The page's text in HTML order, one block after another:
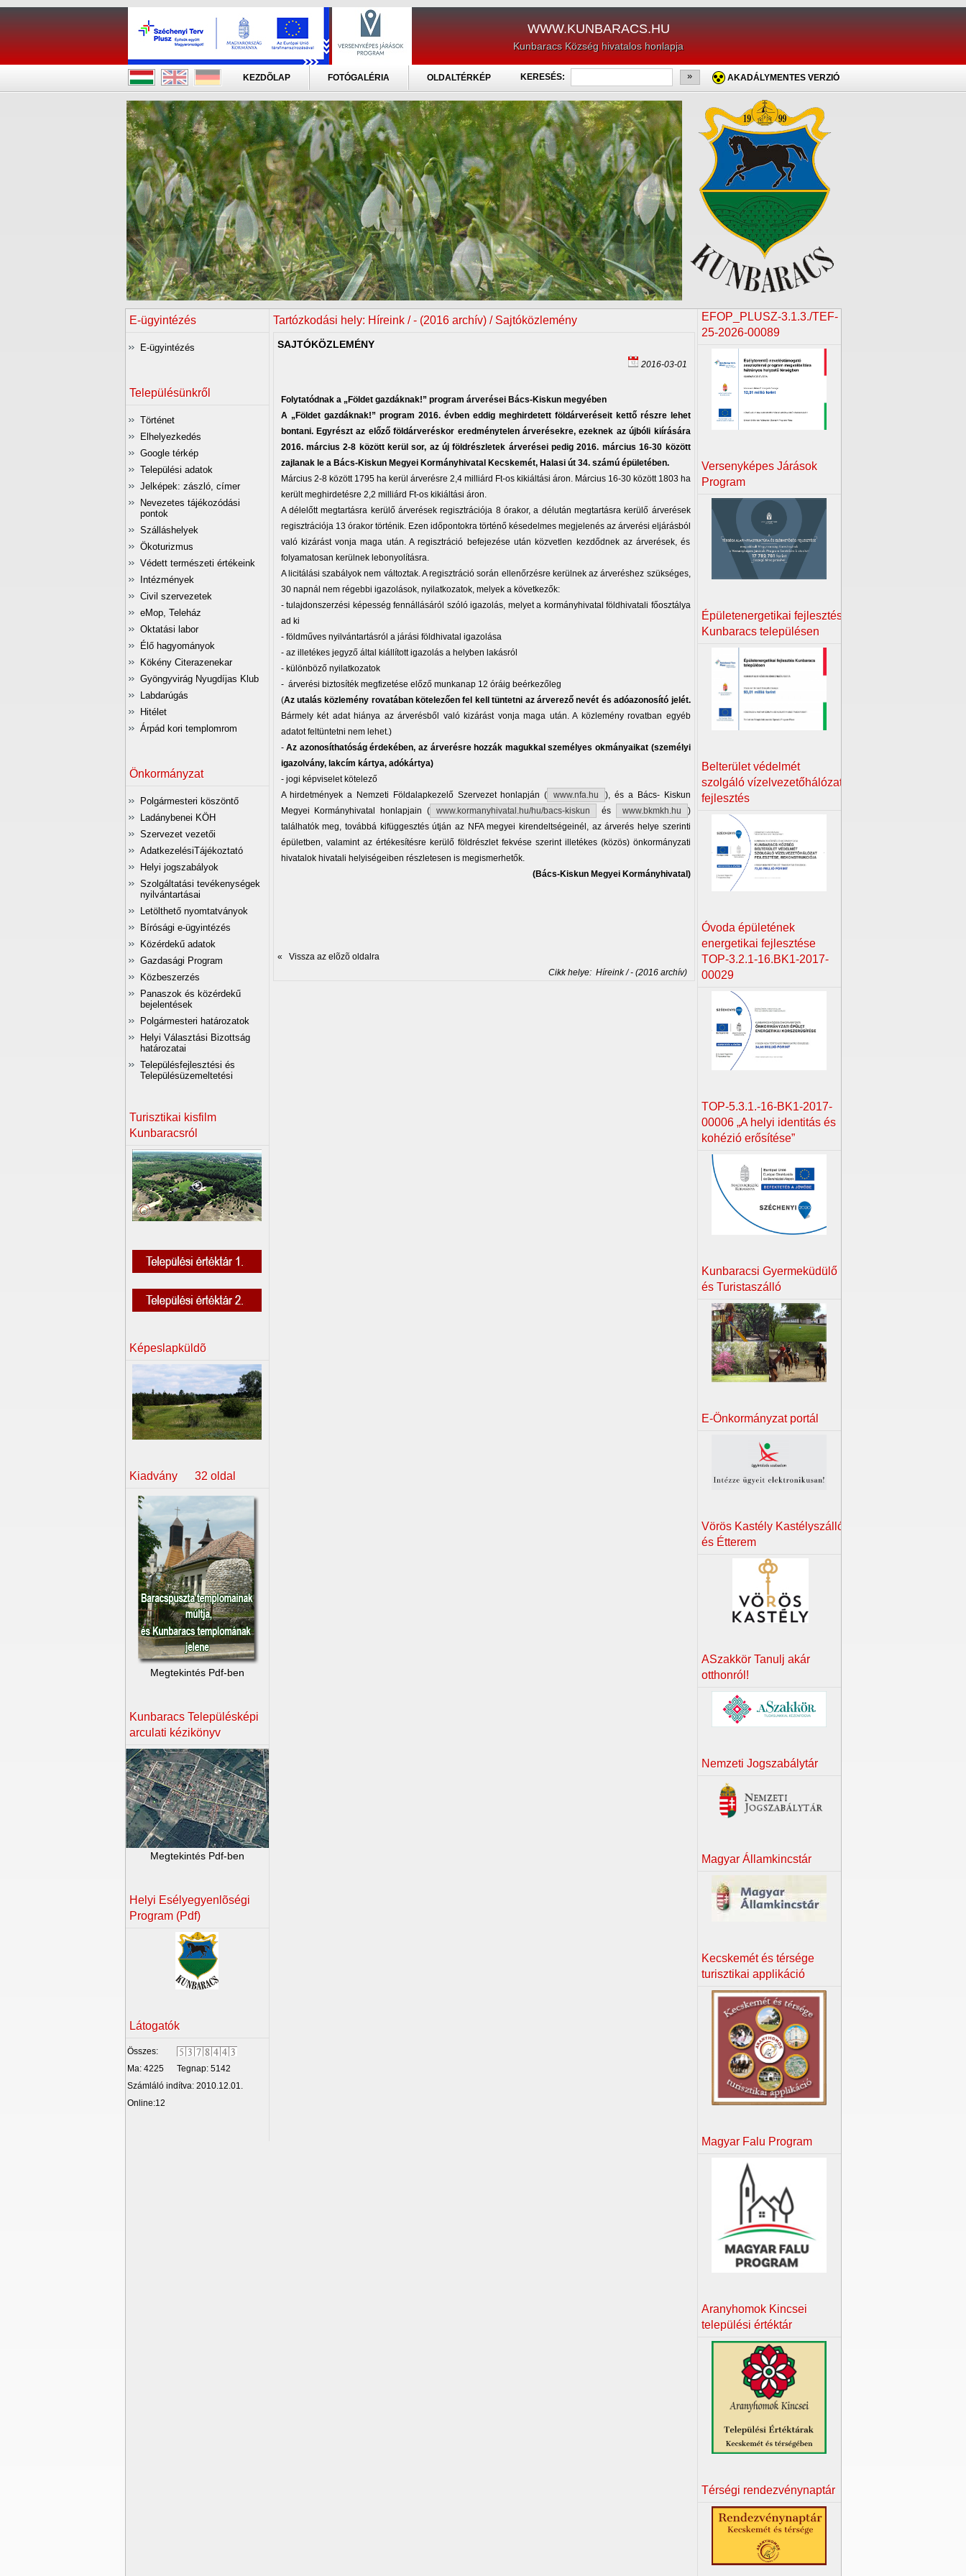
WWW.KUNBARACS.HU
Kunbaracs Község hivatalos honlapja
KEZDÕLAP FOTÓGALÉRIA OLDALTÉRKÉP KERESÉS: » AKADÁLYMENTES VERZIÓ
E-ügyintézés
E-ügyintézés
Településünkről
Történet
Elhelyezkedés
Google térkép
Települési adatok
Jelképek: zászló, címer
Nevezetes tájékozódási
pontok
Szálláshelyek
Ökoturizmus
Védett természeti értékeink
Intézmények
Civil szervezetek
eMop, Teleház
Oktatási labor
Élő hagyományok
Kökény Citerazenekar
Gyöngyvirág Nyugdíjas Klub
Labdarúgás
Hitélet
Árpád kori templomrom
Önkormányzat
Polgármesteri köszöntő
Ladánybenei KÖH
Szervezet vezetői
AdatkezelésiTájékoztató
Helyi jogszabályok
Szolgáltatási tevékenységek
nyilvántartásai
Letölthető nyomtatványok
Bírósági e-ügyintézés
Közérdekű adatok
Gazdasági Program
Közbeszerzés
Panaszok és közérdekű
bejelentések
Polgármesteri határozatok
Helyi Választási Bizottság
határozatai
Településfejlesztési és
Településüzemeltetési
Turisztikai kisfilm
Kunbaracsról
Képeslapküldõ
Kiadvány 32 oldal
Megtekintés Pdf-ben
Kunbaracs Településképi
arculati kézikönyv
Megtekintés Pdf-ben
Helyi Esélyegyenlõségi
Program (Pdf)
Látogatók
Összes:
Ma: 4225
Tegnap: 5142
Számláló indítva: 2010.12.01.
Online:12
Tartózkodási hely: Híreink / - (2016 archív) / Sajtóközlemény
SAJTÓKÖZLEMÉNY
2016-03-01
Folytatódnak a „Földet gazdáknak!” program árverései Bács-Kiskun megyében
A „Földet gazdáknak!” program 2016. évben eddig meghirdetett földárveréseit kettő részre lehet
bontani. Egyrészt az előző földárveréskor eredménytelen árverésekre, ezeknek az újbóli kiírására
2016. március 2-8 között kerül sor, az új földrészletek árverései pedig 2016. március 16-30 között
zajlanak le a Bács-Kiskun Megyei Kormányhivatal Kecskemét, Halasi út 34. számú épületében.
Március 2-8 között 1795 ha kerül árverésre 2,4 milliárd Ft-os kikiáltási áron. Március 16-30 között 1803 ha
került meghirdetésre 2,2 milliárd Ft-os kikiáltási áron.
A délelőtt megtartásra kerülő árverések regisztrációja 8 órakor, a délután megtartásra kerülő árverések
regisztrációja 13 órakor történik. Ezen időpontokra történő késedelmes megjelenés az árverési eljárásból
való kizárást vonja maga után. A regisztráció befejezése után közvetlen kezdődnek az árverések, és
folyamatosan kerülnek lebonyolításra.
A licitálási szabályok nem változtak. A regisztráció során ellenőrzésre kerülnek az árveréshez szükséges,
30 napnál nem régebbi igazolások, nyilatkozatok, melyek a következők:
- tulajdonszerzési képesség fennállásáról szóló igazolás, melyet a kormányhivatal földhivatali főosztálya
ad ki
- földműves nyilvántartásról a járási földhivatal igazolása
- az illetékes jegyző által kiállított igazolás a helyben lakásról
- különböző nyilatkozatok
- árverési biztosíték megfizetése előző munkanap 12 óráig beérkezőleg
(Az utalás közlemény rovatában kötelezően fel kell tüntetni az árverező nevét és adóazonosító jelét.
Bármely két adat hiánya az árverésből való kizárást vonja maga után. A közlemény rovatban egyéb
adatot feltüntetni nem lehet.)
-Az azonosíthatóság érdekében, az árverésre hozzák magukkal személyes okmányaikat (személyi
igazolvány, lakcím kártya, adókártya)
- jogi képviselet kötelező
A hirdetmények a Nemzeti Földalapkezelő Szervezet honlapján (
www.nfa.hu
), és a Bács- Kiskun
Megyei Kormányhivatal honlapjain (
www.kormanyhivatal.hu/hu/bacs-kiskun és www.bkmkh.hu
)
találhatók meg, továbbá kifüggesztés útján az NFA megyei kirendeltségeinél, az árverés helye szerinti
épületben, valamint az értékesítésre kerülő földrészlet fekvése szerint illetékes (közös) önkormányzati
hivatalok hivatali helyiségeiben részletesen is megismerhetők.
(Bács-Kiskun Megyei Kormányhivatal)
« Vissza az elõzõ oldalra
Cikk helye:Híreink / - (2016 archív)
EFOP_PLUSZ-3.1.3./TEF-
25-2026-00089
Versenyképes Járások
Program
Épületenergetikai fejlesztés
Kunbaracs településen
Belterület védelmét
szolgáló vízelvezetőhálózat
fejlesztés
Óvoda épületének
energetikai fejlesztése
TOP-3.2.1-16.BK1-2017-
00029
TOP-5.3.1.-16-BK1-2017-
00006 „A helyi identitás és
kohézió erősítése”
Kunbaracsi Gyermeküdülő
és Turistaszálló
E-Önkormányzat portál
Vörös Kastély Kastélyszálló
és Étterem
ASzakkör Tanulj akár
otthonról!
Nemzeti Jogszabálytár
Magyar Államkincstár
Kecskemét és térsége
turisztikai applikáció
Magyar Falu Program
Aranyhomok Kincsei
települési értéktár
Térségi rendezvénynaptár